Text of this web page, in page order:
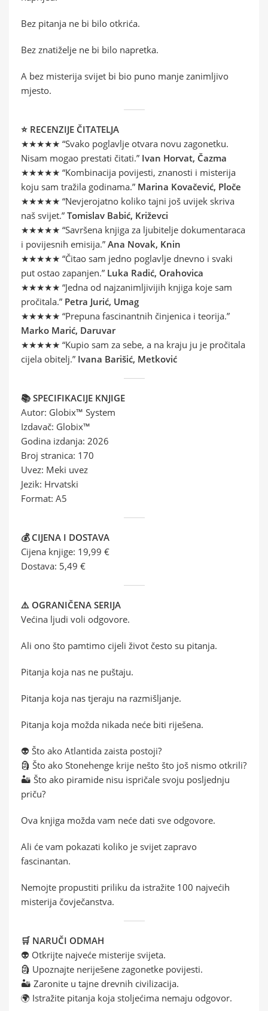
Bez pitanja ne bi bilo otkrića.
Bez znatiželje ne bi bilo napretka.
A bez misterija svijet bi bio puno manje zanimljivo
mjesto.
⭐ RECENZIJE ČITATELJA
★★★★★ “Svako poglavlje otvara novu zagonetku.
Nisam mogao prestati čitati.” Ivan Horvat, Čazma
★★★★★ “Kombinacija povijesti, znanosti i misterija
koju sam tražila godinama.” Marina Kovačević, Ploče
★★★★★ “Nevjerojatno koliko tajni još uvijek skriva
naš svijet.” Tomislav Babić, Križevci
★★★★★ “Savršena knjiga za ljubitelje dokumentaraca
i povijesnih emisija.” Ana Novak, Knin
★★★★★ “Čitao sam jedno poglavlje dnevno i svaki
put ostao zapanjen.” Luka Radić, Orahovica
★★★★★ “Jedna od najzanimljivijih knjiga koje sam
pročitala.” Petra Jurić, Umag
★★★★★ “Prepuna fascinantnih činjenica i teorija.”
Marko Marić, Daruvar
★★★★★ “Kupio sam za sebe, a na kraju ju je pročitala
cijela obitelj.” Ivana Barišić, Metković
📚 SPECIFIKACIJE KNJIGE
Autor: Globix™ System
Izdavač: Globix™
Godina izdanja: 2026
Broj stranica: 170
Uvez: Meki uvez
Jezik: Hrvatski
Format: A5
💰 CIJENA I DOSTAVA
Cijena knjige: 19,99 €
Dostava: 5,49 €
⚠️ OGRANIČENA SERIJA
Većina ljudi voli odgovore.
Ali ono što pamtimo cijeli život često su pitanja.
Pitanja koja nas ne puštaju.
Pitanja koja nas tjeraju na razmišljanje.
Pitanja koja možda nikada neće biti riješena.
👽 Što ako Atlantida zaista postoji?
🗿 Što ako Stonehenge krije nešto što još nismo otkrili?
🏜️ Što ako piramide nisu ispričale svoju posljednju
priču?
Ova knjiga možda vam neće dati sve odgovore.
Ali će vam pokazati koliko je svijet zapravo
fascinantan.
Nemojte propustiti priliku da istražite 100 najvećih
misterija čovječanstva.
🛒 NARUČI ODMAH
👽 Otkrijte najveće misterije svijeta.
🗿 Upoznajte neriješene zagonetke povijesti.
🏜️ Zaronite u tajne drevnih civilizacija.
🌍 Istražite pitanja koja stoljećima nemaju odgovor.